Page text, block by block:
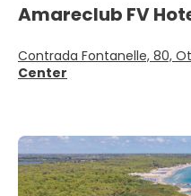
Amareclub FV
Contrada Fontanelle, 80,
Center